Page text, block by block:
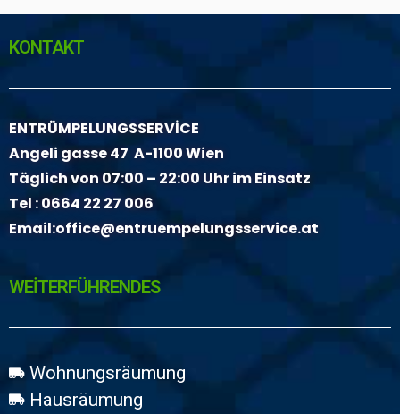
KONTAKT
ENTRÜMPELUNGSSERVİCE
Angeli gasse 47 A-1100 Wien
Täglich von 07:00 – 22:00 Uhr im Einsatz
Tel :0664 22 27 006
Email:office@entruempelungsservice.at
WEİTERFÜHRENDES
Wohnungsräumung
Hausräumung